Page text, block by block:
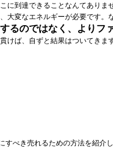
に到達できることなんてあり
大変なエネルギーが必要です
るのではなく、よりフ
けば、自ずと結果はついてきます
べき売れるための方法を紹介